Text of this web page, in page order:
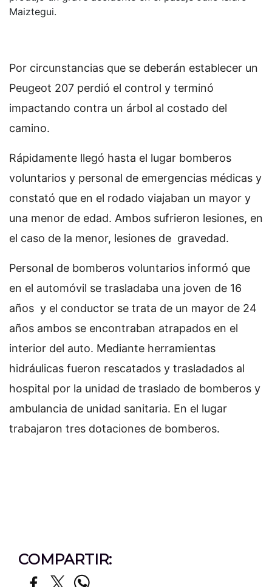
Maiztegui.
Por circunstancias que se deberán establecer un
Peugeot 207 perdió el control y terminó
impactando contra un árbol al costado del
camino.
Rápidamente llegó hasta el lugar bomberos
voluntarios y personal de emergencias médicas y
constató que en el rodado viajaban un mayor y
una menor de edad. Ambos sufrieron lesiones, en
el caso de la menor, lesiones de gravedad.
Personal de bomberos voluntarios informó que
en el automóvil se trasladaba una joven de 16
años y el conductor se trata de un mayor de 24
años ambos se encontraban atrapados en el
interior del auto. Mediante herramientas
hidráulicas fueron rescatados y trasladados al
hospital por la unidad de traslado de bomberos y
ambulancia de unidad sanitaria. En el lugar
trabajaron tres dotaciones de bomberos.
COMPARTIR: